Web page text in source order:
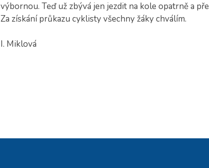
výbornou. Teď už zbývá jen jezdit na kole opatrně a
Za získání průkazu cyklisty všechny žáky chválím.
I. Miklová